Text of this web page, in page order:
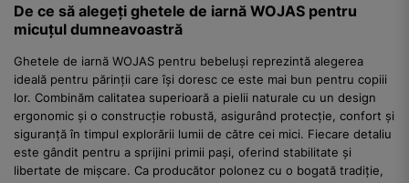
De ce să alegeți ghetele de iarnă WOJAS pentru
micuțul dumneavoastră
Ghetele de iarnă WOJAS pentru bebeluși reprezintă alegerea
ideală pentru părinții care își doresc ce este mai bun pentru copiii
lor. Combinăm calitatea superioară a pielii naturale cu un design
ergonomic și o construcție robustă, asigurând protecție, confort și
siguranță în timpul explorării lumii de către cei mici. Fiecare detaliu
este gândit pentru a sprijini primii pași, oferind stabilitate și
libertate de mișcare. Ca producător polonez cu o bogată tradiție,